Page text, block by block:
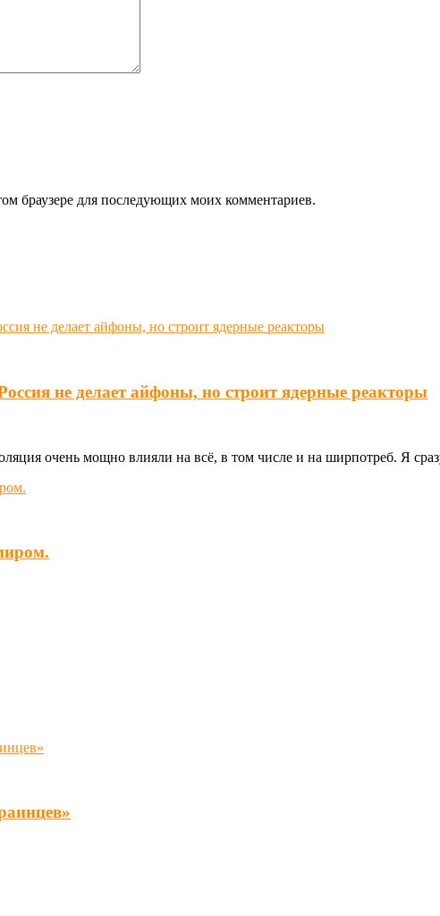
браузере для последующих моих комментариев.
не делает айфоны, но строит ядерные реакторы
очень мощно влияли на всё, в том числе и на ширпотреб. Я